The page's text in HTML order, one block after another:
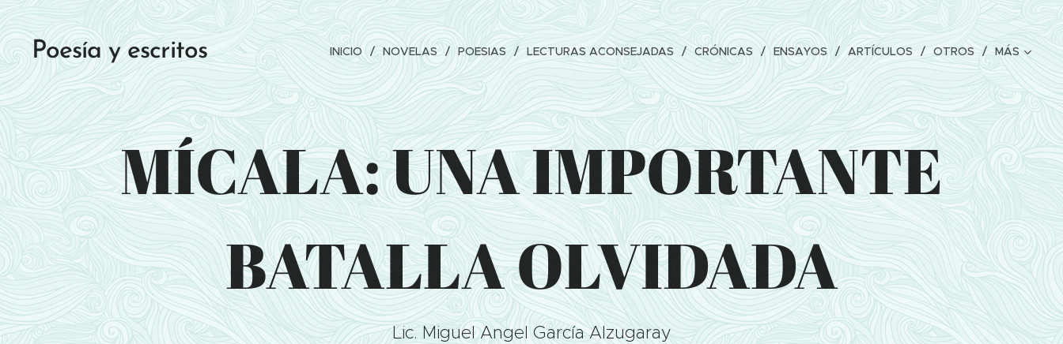
Poesía y escritos INICIO NOVELAS POESIAS LECTURAS ACONSEJADAS CRÓNICAS ENSAYOS ARTÍCULOS OTROS MÁS
MÍCALA: UNA IMPORTANTE
BATALLA OLVIDADA
Lic. Miguel Angel García Alzugaray